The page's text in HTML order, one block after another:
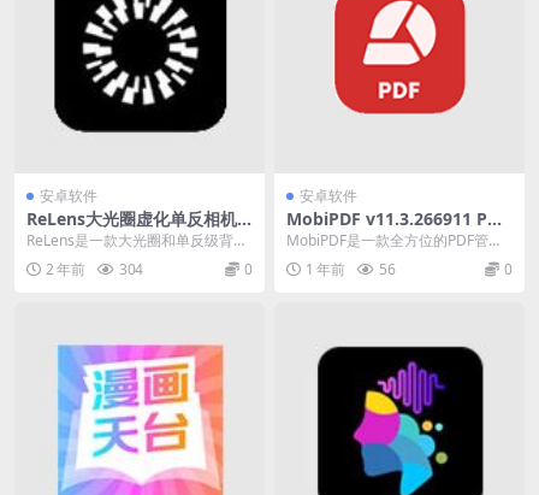
安卓软件
ReLens大光圈虚化单反相机 v
3.2.2 虚化编辑软件解锁高级
版
ReLens是一款大光圈和单反级背景
虚化编辑软件，我们使用先进的计
算摄影和人工智...
2 年前 304 0
安卓软件
MobiPDF v11.3.266911 PDF
阅读编辑工具修改版
MobiPDF是一款全方位的PDF管理
工具，PDF Extra以其强大的功能和
简...1 年前 56 0